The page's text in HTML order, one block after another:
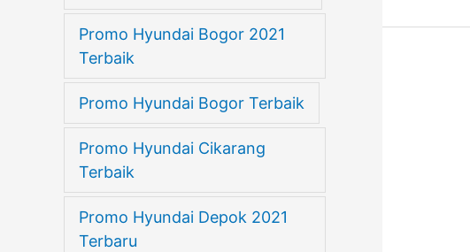
Promo Hyundai Bogor 2021
Terbaik
Promo Hyundai Bogor Terbaik
Promo Hyundai Cikarang
Terbaik
Promo Hyundai Depok 2021
Terbaru